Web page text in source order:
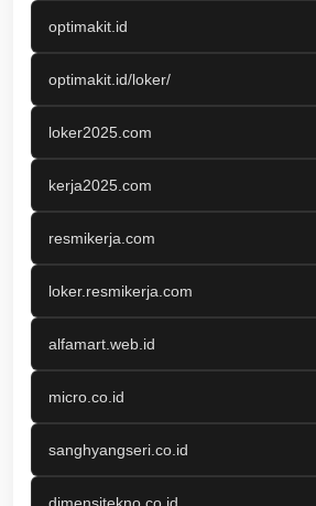
optimakit.id
optimakit.id/loker/
loker2025.com
kerja2025.com
resmikerja.com
loker.resmikerja.com
alfamart.web.id
micro.co.id
sanghyangseri.co.id
dimensitekno.co.id